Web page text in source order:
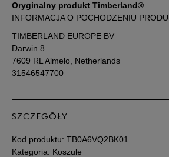
Oryginalny produkt Timberland®
INFORMACJA O POCHODZENIU
TIMBERLAND EUROPE BV
Darwin 8
7609 RL Almelo, Netherlands
31546547700
SZCZEGÓŁY
Kod produktu: TB0A6VQ2BK01
Kategoria: Koszule